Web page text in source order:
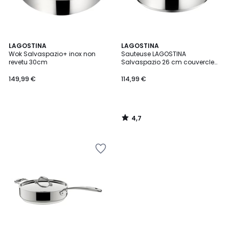
LAGOSTINA
Wok Salvaspazio+ inox non
revetu 30cm
149,99 €
LAGOSTINA
Sauteuse LAGOSTINA
Salvaspazio 26 cm couvercle
114,99 €
4,7
/ 5
4,7
/